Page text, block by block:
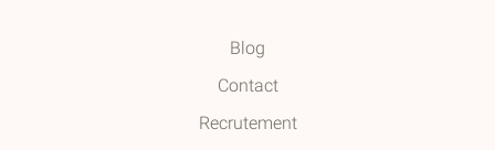
Blog
Contact
Recrutement